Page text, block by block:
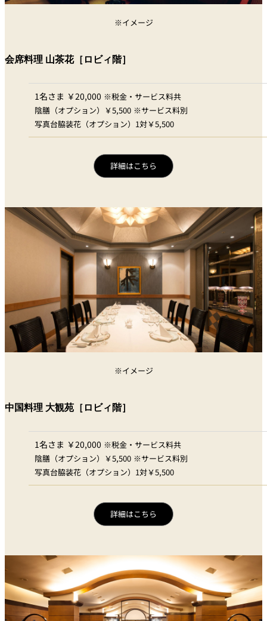
※イメージ
会席料理 山茶花［ロビィ階］
1名さま ￥20,000 ※税金・サービス料共
陰膳（オプション）￥5,500 ※サービス料別
写真台脇装花（オプション）1対￥5,500
詳細はこちら
※イメージ
中国料理 大観苑［ロビィ階］
1名さま ￥20,000 ※税金・サービス料共
陰膳（オプション）￥5,500 ※サービス料別
写真台脇装花（オプション）1対￥5,500
詳細はこちら